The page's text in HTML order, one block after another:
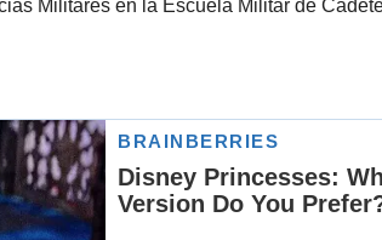
Militares en la Escuela Militar de